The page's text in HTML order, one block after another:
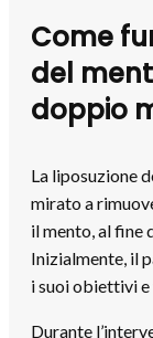
Come
del
doppio
La liposuzione
mirato a
il mento, al fine
Inizialmente, il
i suoi obiettivi
Durante